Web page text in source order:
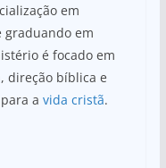
em
graduando em
é focado em
direção bíblica e
a vida cristã.